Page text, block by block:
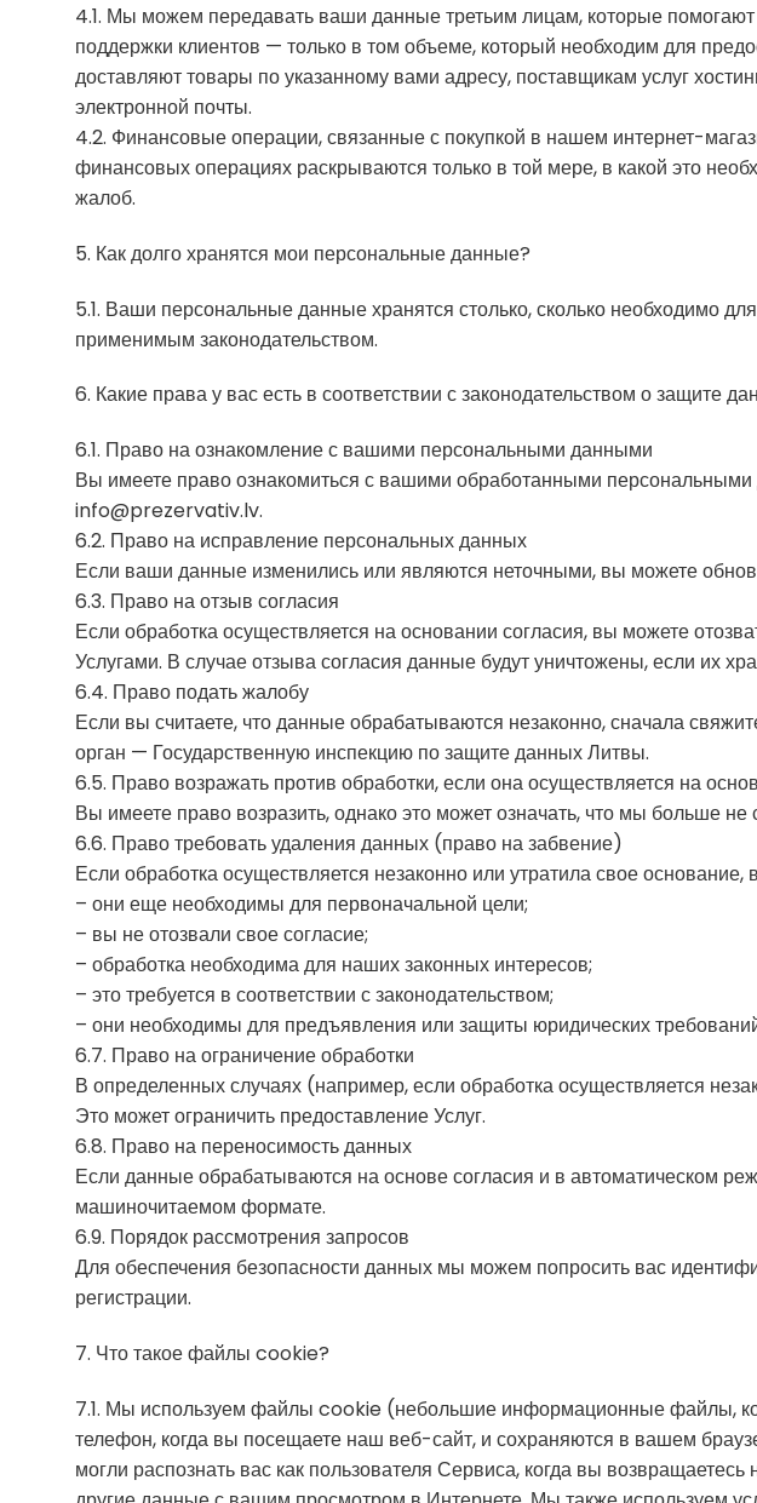
4.1. Мы можем передавать ваши данные третьим лицам, которые помогают
поддержки клиентов — только в том объеме, который необходим для
доставляют товары по указанному вами адресу, поставщикам услуг
электронной почты.
4.2. Финансовые операции, связанные с покупкой в нашем интернет-
финансовых операциях раскрываются только в той мере, в какой это
жалоб.
5. Как долго хранятся мои персональные данные?
5.1. Ваши персональные данные хранятся столько, сколько необходимо
применимым законодательством.
6. Какие права у вас есть в соответствии с законодательством о защите
6.1. Право на ознакомление с вашими персональными данными
Вы имеете право ознакомиться с вашими обработанными
info@prezervativ.lv.
6.2. Право на исправление персональных данных
Если ваши данные изменились или являются неточными, вы можете
6.3. Право на отзыв согласия
Если обработка осуществляется на основании согласия, вы можете
Услугами. В случае отзыва согласия данные будут уничтожены, если их
6.4. Право подать жалобу
Если вы считаете, что данные обрабатываются незаконно, сначала
орган — Государственную инспекцию по защите данных Литвы.
6.5. Право возражать против обработки, если она осуществляется на
Вы имеете право возразить, однако это может означать, что мы больше не
6.6. Право требовать удаления данных (право на забвение)
Если обработка осуществляется незаконно или утратила свое
– они еще необходимы для первоначальной цели;
– вы не отозвали свое согласие;
– обработка необходима для наших законных интересов;
– это требуется в соответствии с законодательством;
– они необходимы для предъявления или защиты юридических
6.7. Право на ограничение обработки
В определенных случаях (например, если обработка осуществляется
Это может ограничить предоставление Услуг.
6.8. Право на переносимость данных
Если данные обрабатываются на основе согласия и в автоматическом
машиночитаемом формате.
6.9. Порядок рассмотрения запросов
Для обеспечения безопасности данных мы можем попросить вас
регистрации.
7. Что такое файлы cookie?
7.1. Мы используем файлы cookie (небольшие информационные файлы,
телефон, когда вы посещаете наш веб-сайт, и сохраняются в вашем
могли распознать вас как пользователя Сервиса, когда вы